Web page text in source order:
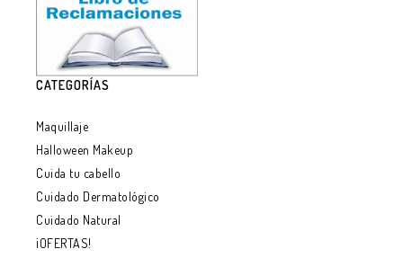
CATEGORÍAS
Maquillaje
Halloween Makeup
Cuida tu cabello
Cuidado Dermatológico
Cuidado Natural
¡OFERTAS!